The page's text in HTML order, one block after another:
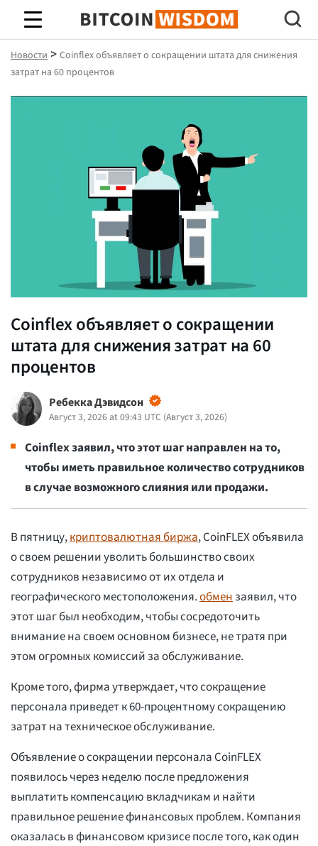
Биткойн Мудрость
Новости > Coinflex объявляет о сокращении штата для снижения
затрат на 60 процентов
Coinflex объявляет о сокращении
штата для снижения затрат на 60
процентов
Ребекка Дэвидсон
Август 3, 2026 at 09:43 UTC (Август 3, 2026)
Coinflex заявил, что этот шаг направлен на то,
чтобы иметь правильное количество сотрудников
в случае возможного слияния или продажи.
В пятницу,криптовалютная биржа, CoinFLEX объявила
о своем решении уволить большинство своих
сотрудников независимо от их отдела и
географического местоположения.обмен заявил, что
этот шаг был необходим, чтобы сосредоточить
внимание на своем основном бизнесе, не тратя при
этом огромных комиссий за обслуживание.
Кроме того, фирма утверждает, что сокращение
персонала приведет к 60-процентному сокращению
затрат на техническое обслуживание.
Объявление о сокращении персонала CoinFLEX
появилось через неделю после предложения
выплатить компенсацию вкладчикам и найти
правильное решение финансовых проблем. Компания
оказалась в финансовом кризисе после того, как один